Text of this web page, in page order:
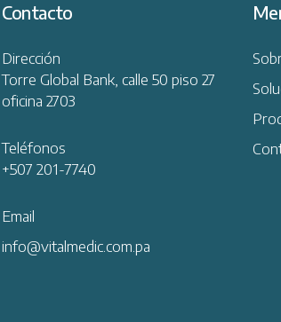
Contacto
Dirección
Torre Global Bank, calle 50 piso 27
oficina 2703
Teléfonos
+507 201-7740
Email
info@vitalmedic.com.pa